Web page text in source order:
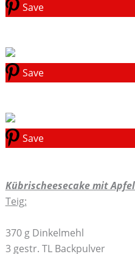
Save
Save
Save
Kübrischeesecake mit
Teig:
370 g Dinkelmehl
3 gestr. TL Backpulver